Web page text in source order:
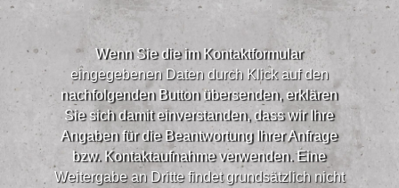
Wenn Sie die im Kontaktformular
eingegebenen Daten durch Klick auf den
nachfolgenden Button übersenden, erklären
Sie sich damit einverstanden, dass wir Ihre
Angaben für die Beantwortung Ihrer Anfrage
bzw. Kontaktaufnahme verwenden. Eine
Weitergabe an Dritte findet grundsätzlich nicht